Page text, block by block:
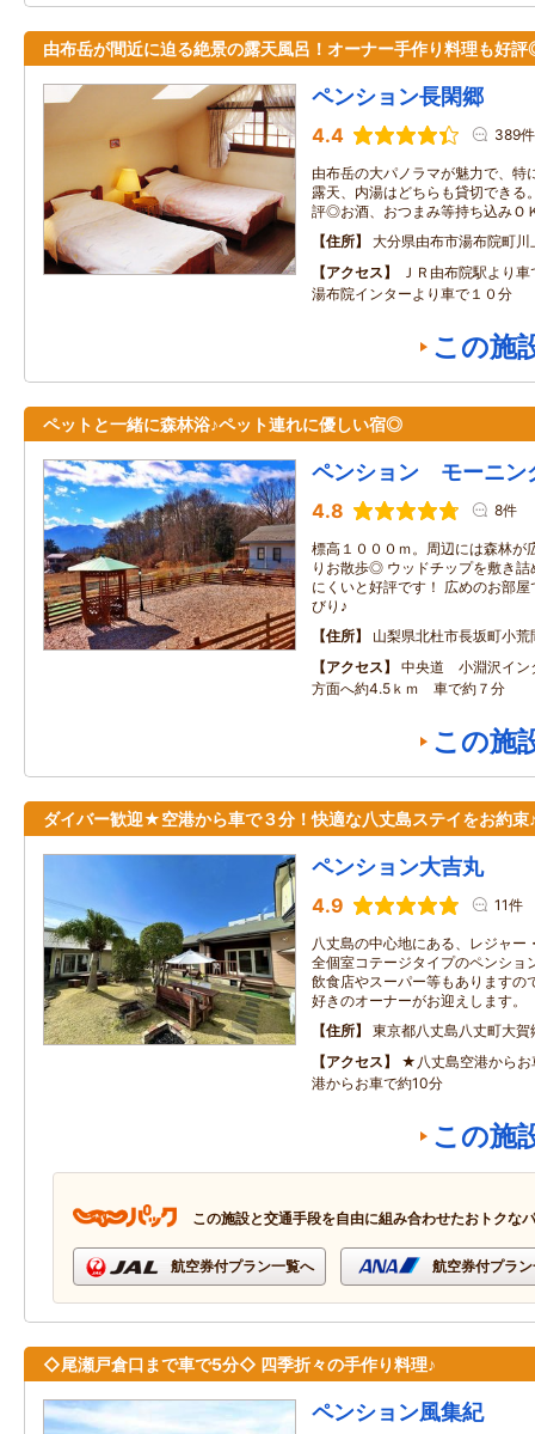
由布岳が間近に迫る絶景の露天風呂！オーナー手作り料理も好
ペンション長閑郷
4.4 389件
由布岳の大パノラマが魅力で、特
露天、内湯はどちらも貸切できる
評◎お酒、おつまみ等持ち込みＯ
住所
大分県由布市湯布院町
アクセス
ＪＲ由布院駅より
湯布院インターより車で１０分
この施
ペットと一緒に森林浴♪ペット連れに優しい宿◎
ペンション モーニン
4.8 8件
標高１０００ｍ。周辺には森林が
りお散歩◎ ウッドチップを敷き
にくいと好評です！ 広めのお部
びり♪
住所
山梨県北杜市長坂町小荒
アクセス
中央道 小淵沢イン
方面へ約4.5ｋｍ 車で約７分
この施
ダイバー歓迎★空港から車で３分！快適な八丈島ステイをお約束
ペンション大吉丸
4.9 11件
八丈島の中心地にある、レジャー
全個室コテージタイプのペンショ
飲食店やスーパー等もありますの
好きのオーナーがお迎えします。
住所
東京都八丈島八丈町大
アクセス
★八丈島空港から
港からお車で約10分
この施
この施設と交通手段を自由に組み合わせたおトクな
航空券付プラン一覧へ 航空券付プラ
◇尾瀬戸倉口まで車で5分◇ 四季折々の手作り料理♪
ペンション風集紀